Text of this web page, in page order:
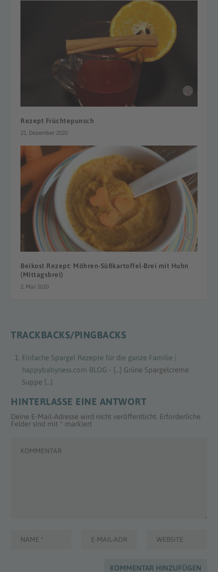
Rezept Früchtepunsch
21. Dezember 2020
Beikost Rezept: Möhren-Süßkartoffel-Brei mit Huhn
(Mittagsbrei)
2. Mai 2020
TRACKBACKS/PINGBACKS
Einfache Spargel Rezepte für die ganze Familie |
happybabyness.com BLOG - […] Grüne Spargelcreme
Suppe […]
HINTERLASSE EINE ANTWORT
Deine E-Mail-Adresse wird nicht veröffentlicht. Erforderliche
Felder sind mit * markiert